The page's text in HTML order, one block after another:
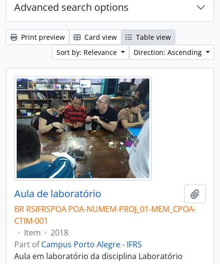
Advanced search options
Print preview Card view
Table view
Sort by: Relevance
Direction: Ascending
Aula de laboratório
BR RSIFRSPOA POA-NUMEM-PROJ_01-MEM_CPOA-
CTIM-001
· Item · 2018
Part ofCampus Porto Alegre - IFRS
Aula em laboratório da disciplina Laboratório